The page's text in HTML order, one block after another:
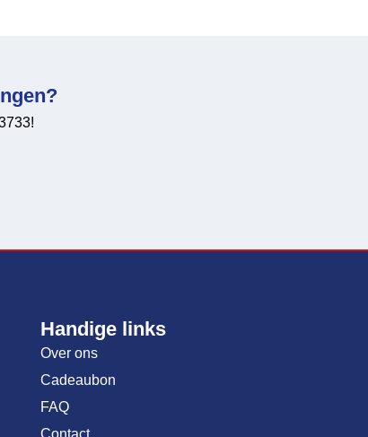
Handige links
Over ons
Cadeaubon
FAQ